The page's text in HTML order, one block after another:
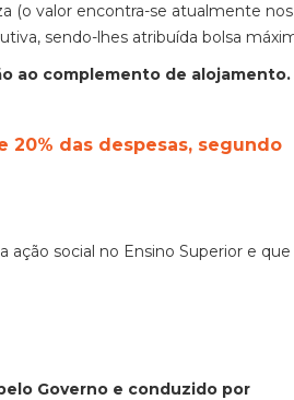
(o valor encontra-se atualmente
sendo-lhes atribuída bolsa
ao complemento de alojamento.
20% das despesas, segundo
social no Ensino Superior e que
Governo e conduzido por